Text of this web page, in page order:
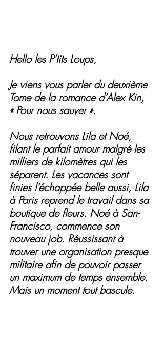
Hello les P’tits Loups,
Je viens vous parler du deuxième
Tome de la romance d’Alex Kin,
« Pour nous sauver ».
Nous retrouvons Lila et Noé,
filant le parfait amour malgré les
milliers de kilomètres qui les
séparent. Les vacances sont
finies l’échappée belle aussi, Lila
à Paris reprend le travail dans sa
boutique de fleurs. Noé à San-
Francisco, commence son
nouveau job. Réussissant à
trouver une organisation presque
militaire afin de pouvoir passer
un maximum de temps ensemble.
Mais un moment tout bascule.